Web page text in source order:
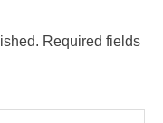
Required fields